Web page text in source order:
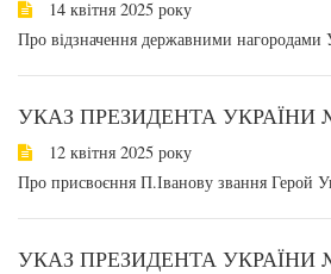
14 квітня 2025 року
Про відзначення державними нагородами
УКАЗ ПРЕЗИДЕНТА УКРАЇНИ
12 квітня 2025 року
Про присвоєння П.Іванову звання Герой
УКАЗ ПРЕЗИДЕНТА УКРАЇНИ